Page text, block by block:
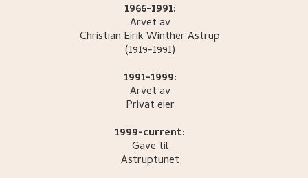
1966-1991:
Arvet av
Christian Eirik WintherAstrup
(1919-1991)
1991-1999:
Arvet av
Privat eier
1999-current:
Gave til
Astruptunet